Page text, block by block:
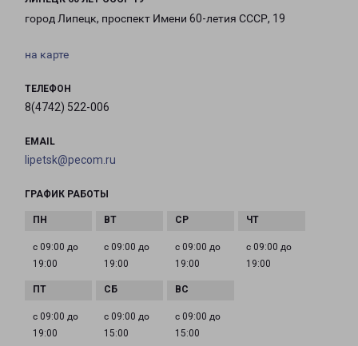
город Липецк, проспект Имени 60-летия СССР, 19
на карте
ТЕЛЕФОН
8(4742) 522-006
EMAIL
lipetsk@pecom.ru
ГРАФИК РАБОТЫ
с 09:00 до
19:00
с 09:00 до
19:00
с 09:00 до
19:00
с 09:00 до
19:00
с 09:00 до
19:00
с 09:00 до
15:00
с 09:00 до
15:00